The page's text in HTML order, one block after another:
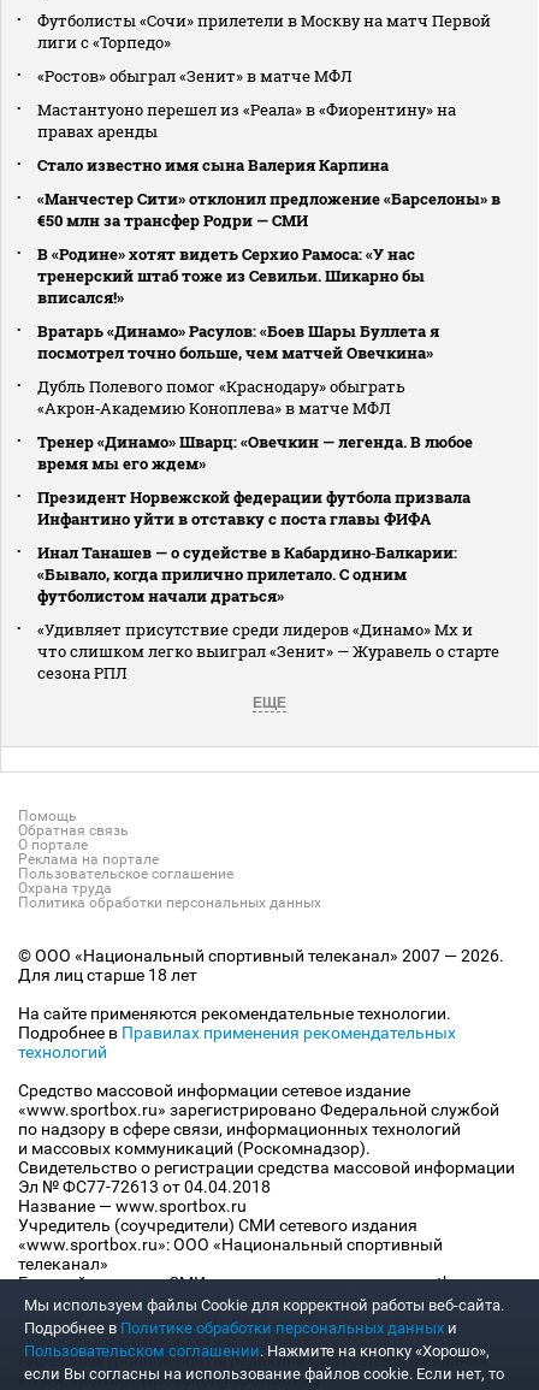
Футболисты «Сочи» прилетели в Москву на матч Первой
лиги с «Торпедо»
«Ростов» обыграл «Зенит» в матче МФЛ
Мастантуоно перешел из «Реала» в «Фиорентину» на
правах аренды
Стало известно имя сына Валерия Карпина
«Манчестер Сити» отклонил предложение «Барселоны» в
€50 млн за трансфер Родри — СМИ
В «Родине» хотят видеть Серхио Рамоса: «У нас
тренерский штаб тоже из Севильи. Шикарно бы
вписался!»
Вратарь «Динамо» Расулов: «Боев Шары Буллета я
посмотрел точно больше, чем матчей Овечкина»
Дубль Полевого помог «Краснодару» обыграть
«Акрон‑Академию Коноплева» в матче МФЛ
Тренер «Динамо» Шварц: «Овечкин — легенда. В любое
время мы его ждем»
Президент Норвежской федерации футбола призвала
Инфантино уйти в отставку с поста главы ФИФА
Инал Танашев — о судействе в Кабардино‑Балкарии:
«Бывало, когда прилично прилетало. С одним
футболистом начали драться»
«Удивляет присутствие среди лидеров «Динамо» Мх и
что слишком легко выиграл «Зенит» — Журавель о старте
сезона РПЛ
ЕЩЕ
Помощь
Обратная связь
О портале
Реклама на портале
Пользовательское соглашение
Охрана труда
Политика обработки персональных данных
© ООО «Национальный спортивный телеканал» 2007 — 2026.
Для лиц старше 18 лет
На сайте применяются рекомендательные технологии.
Подробнее в Правилах применения рекомендательных
технологий
Средство массовой информации сетевое издание
«www.sportbox.ru» зарегистрировано Федеральной службой
по надзору в сфере связи, информационных технологий
и массовых коммуникаций (Роскомнадзор).
Свидетельство о регистрации средства массовой информации
Эл № ФС77-72613 от 04.04.2018
Название — www.sportbox.ru
Учредитель (соучредители) СМИ сетевого издания
«www.sportbox.ru»: ООО «Национальный спортивный
телеканал»
Главный редактор СМИ сетевого издания «www.sportbox.ru»:
Конов В.А.
Номер телефона редакции СМИ сетевого издания
«www.sportbox.ru»: +7 (495) 653 8419
Адрес электронной почты редакции СМИ сетевого издания
«www.sportbox.ru»: editor@sportbox.ru
Мы используем файлы Сookie для корректной работы веб-сайта.
Подробнее в Политике обработки персональных данных и
Пользовательском соглашении. Нажмите на кнопку «Хорошо»,
если Вы согласны на использование файлов cookie. Если нет, то